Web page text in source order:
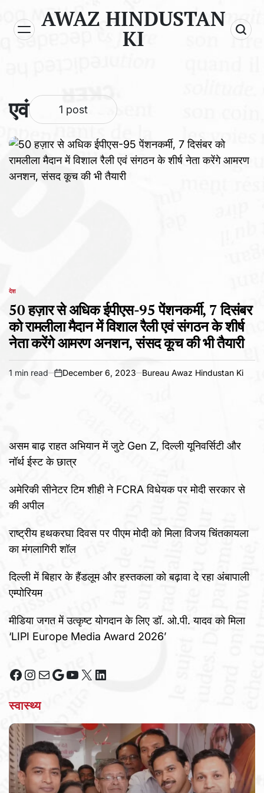
content
AWAZ HINDUSTAN
KI
एवं 1 post
POSTED
देश
50 हज़ार से अधिक ईपीएस-95 पेंशनकर्मी, 7 दिसंबर
को रामलीला मैदान में विशाल रैली एवं संगठन के शीर्ष
नेता करेंगे आमरण अनशन, संसद कूच की भी तैयारी
Estimated
1 min read
on
December 6, 2023 Bureau Awaz Hindustan Ki
असम बाढ़ राहत अभियान में जुटे Gen Z, दिल्ली यूनिवर्सिटी और
नॉर्थ ईस्ट के छात्र
अमेरिकी सीनेटर टिम शीही ने FCRA विधेयक पर मोदी सरकार से
की अपील
राष्ट्रीय हथकरघा दिवस पर पीएम मोदी को मिला विजय चिंतकायला
का मंगलागिरी शॉल
दिल्ली में बिहार के हैंडलूम और हस्तकला को बढ़ावा दे रहा अंबापाली
एम्पोरियम
मीडिया जगत में उत्कृष्ट योगदान के लिए डॉ. ओ.पी. यादव को मिला
‘LIPI Europe Media Award 2026’
Facebook
Instagram
MailGoogle
YouTube
X LinkedIn
स्वास्थ्य